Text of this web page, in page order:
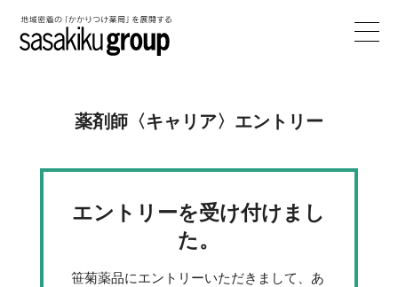
薬剤師〈キャリア〉エントリー
エントリーを受け付けまし
た。
笹菊薬品にエントリーいただきまして、あ